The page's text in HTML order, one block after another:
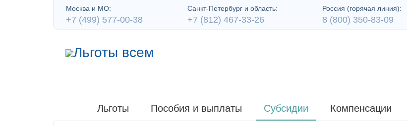
Льготы Пособия и выплаты Субсидии Компенсации
Москва и МО:
+7 (499) 577-00-38
Санкт-Петербург и область:
+7 (812) 467-33-26
Россия (горячая линия):
8 (800) 350-83-09